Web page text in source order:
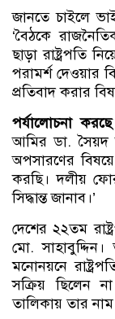
জানতে চাইলে
‘বৈঠকে
ছাড়া রাষ্ট্রপতি
পরামর্শ দেওয়ার
প্রতিবাদ করার
পর্যালোচনা
আমির ডা. সৈয়দ
অপসারণের
করছি। দলীয়
সিদ্ধান্ত জানাব।’
দেশের ২২তম
মো.
মনোনয়নে
সক্রিয় ছিলেন
তালিকায় তার